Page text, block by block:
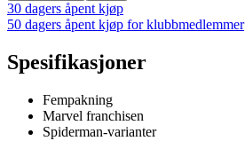
30 dagers åpent kjøp
50 dagers åpent kjøp for klubbmedlemmer
Spesifikasjoner
Fempakning
Marvel franchisen
Spiderman-varianter